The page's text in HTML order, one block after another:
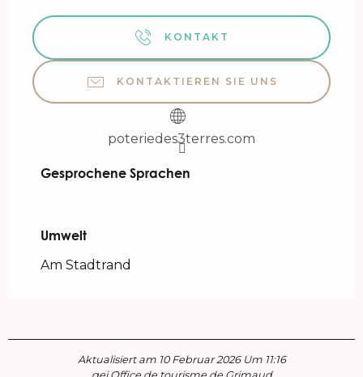
KONTAKT
KONTAKTIEREN SIE UNS
poteriedes3terres.com
Gesprochene Sprachen
Gesprochene Sprachen
Umwelt
Umwelt
Am Stadtrand
Aktualisiert am 10 Februar 2026 Um 11:16